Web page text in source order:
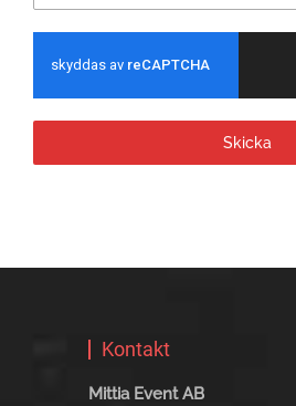
Skicka
Kontakt
Mittia Event AB